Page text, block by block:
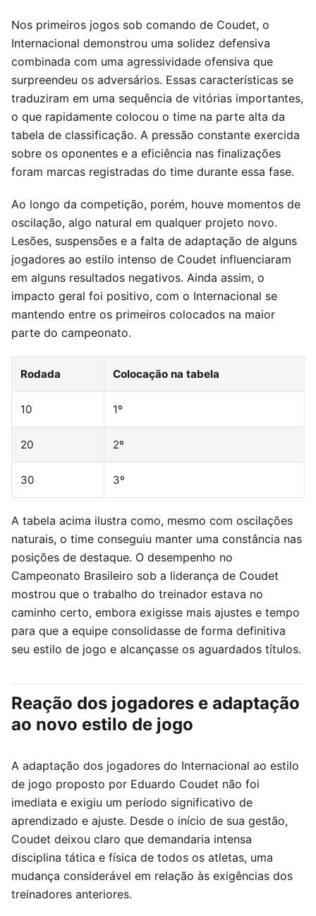
Nos primeiros jogos sob comando de Coudet, o
Internacional demonstrou uma solidez defensiva
combinada com uma agressividade ofensiva que
surpreendeu os adversários. Essas características se
traduziram em uma sequência de vitórias importantes,
o que rapidamente colocou o time na parte alta da
tabela de classificação. A pressão constante exercida
sobre os oponentes e a eficiência nas finalizações
foram marcas registradas do time durante essa fase.
Ao longo da competição, porém, houve momentos de
oscilação, algo natural em qualquer projeto novo.
Lesões, suspensões e a falta de adaptação de alguns
jogadores ao estilo intenso de Coudet influenciaram
em alguns resultados negativos. Ainda assim, o
impacto geral foi positivo, com o Internacional se
mantendo entre os primeiros colocados na maior
parte do campeonato.
Rodada Colocação na tabela
10 1º
20 2º
30 3º
A tabela acima ilustra como, mesmo com oscilações
naturais, o time conseguiu manter uma constância nas
posições de destaque. O desempenho no
Campeonato Brasileiro sob a liderança de Coudet
mostrou que o trabalho do treinador estava no
caminho certo, embora exigisse mais ajustes e tempo
para que a equipe consolidasse de forma definitiva
seu estilo de jogo e alcançasse os aguardados títulos.
Reação dos jogadores e adaptação
ao novo estilo de jogo
A adaptação dos jogadores do Internacional ao estilo
de jogo proposto por Eduardo Coudet não foi
imediata e exigiu um período significativo de
aprendizado e ajuste. Desde o início de sua gestão,
Coudet deixou claro que demandaria intensa
disciplina tática e física de todos os atletas, uma
mudança considerável em relação às exigências dos
treinadores anteriores.